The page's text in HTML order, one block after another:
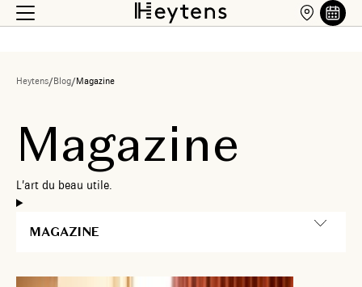
Heytens/Blog/Magazine
Magazine
L’art du beau utile.
MAGAZINE